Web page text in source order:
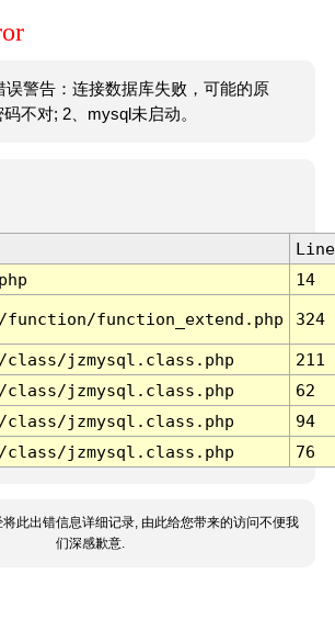
误警告：连接数据库失败，可能的原
不对; 2、mysql未启动。
Line
14
function/function_extend.php 324
class/jzmysql.class.php
211
class/jzmysql.class.php
62
class/jzmysql.class.php
94
class/jzmysql.class.php 76
将此出错信息详细记录, 由此给您带来的访问不便我
们深感歉意.